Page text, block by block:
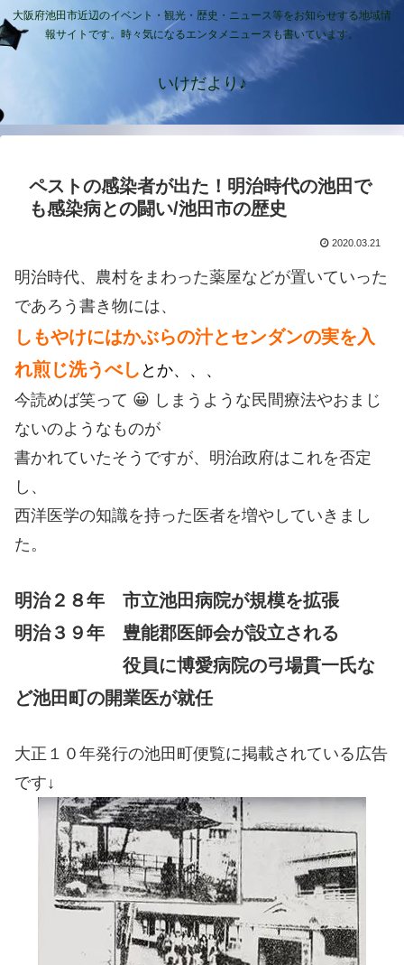
大阪府池田市近辺のイベント・観光・歴史・ニュース等をお知らせする地域情
報サイトです。時々気になるエンタメニュースも書いています。
いけだより♪
ペストの感染者が出た！明治時代の池田で
も感染病との闘い/池田市の歴史
2020.03.21
明治時代、農村をまわった薬屋などが置いていった
であろう 書き物には、
しもやけにはかぶらの汁とセンダンの実を入
れ煎じ洗うべし とか、、、
今読めば笑って 😀 しまうような民間療法やおまじ
ないのようなものが
書かれていたそうですが、明治政府はこれを否定
し、
西洋医学の知識を持った医者を増やしていきまし
た。
明治２８年 市立池田病院が規模を拡張
明治３９年 豊能郡医師会が設立される
役員に博愛病院の弓場貫一氏な
ど池田町の開業医が就任
大正１０年発行の池田町便覧に掲載されている広告
です↓